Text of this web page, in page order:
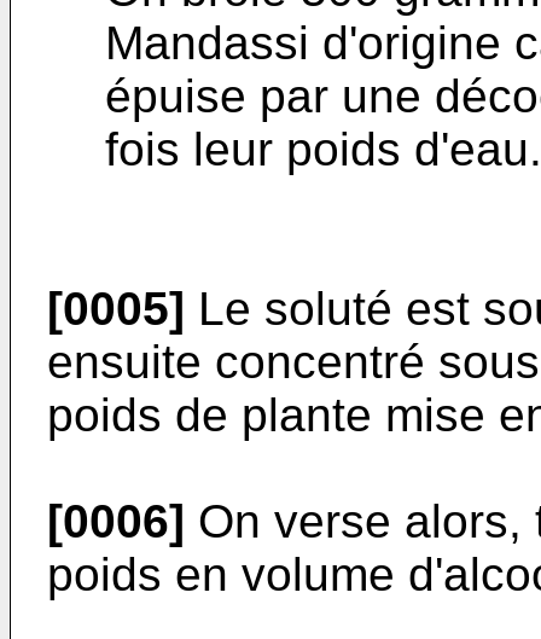
Mandassi d'origine
épuise par une
fois leur poids d'eau.
[0005] Le soluté est
ensuite concentré
poids de plante mise
[0006] On verse alors,
poids en volume